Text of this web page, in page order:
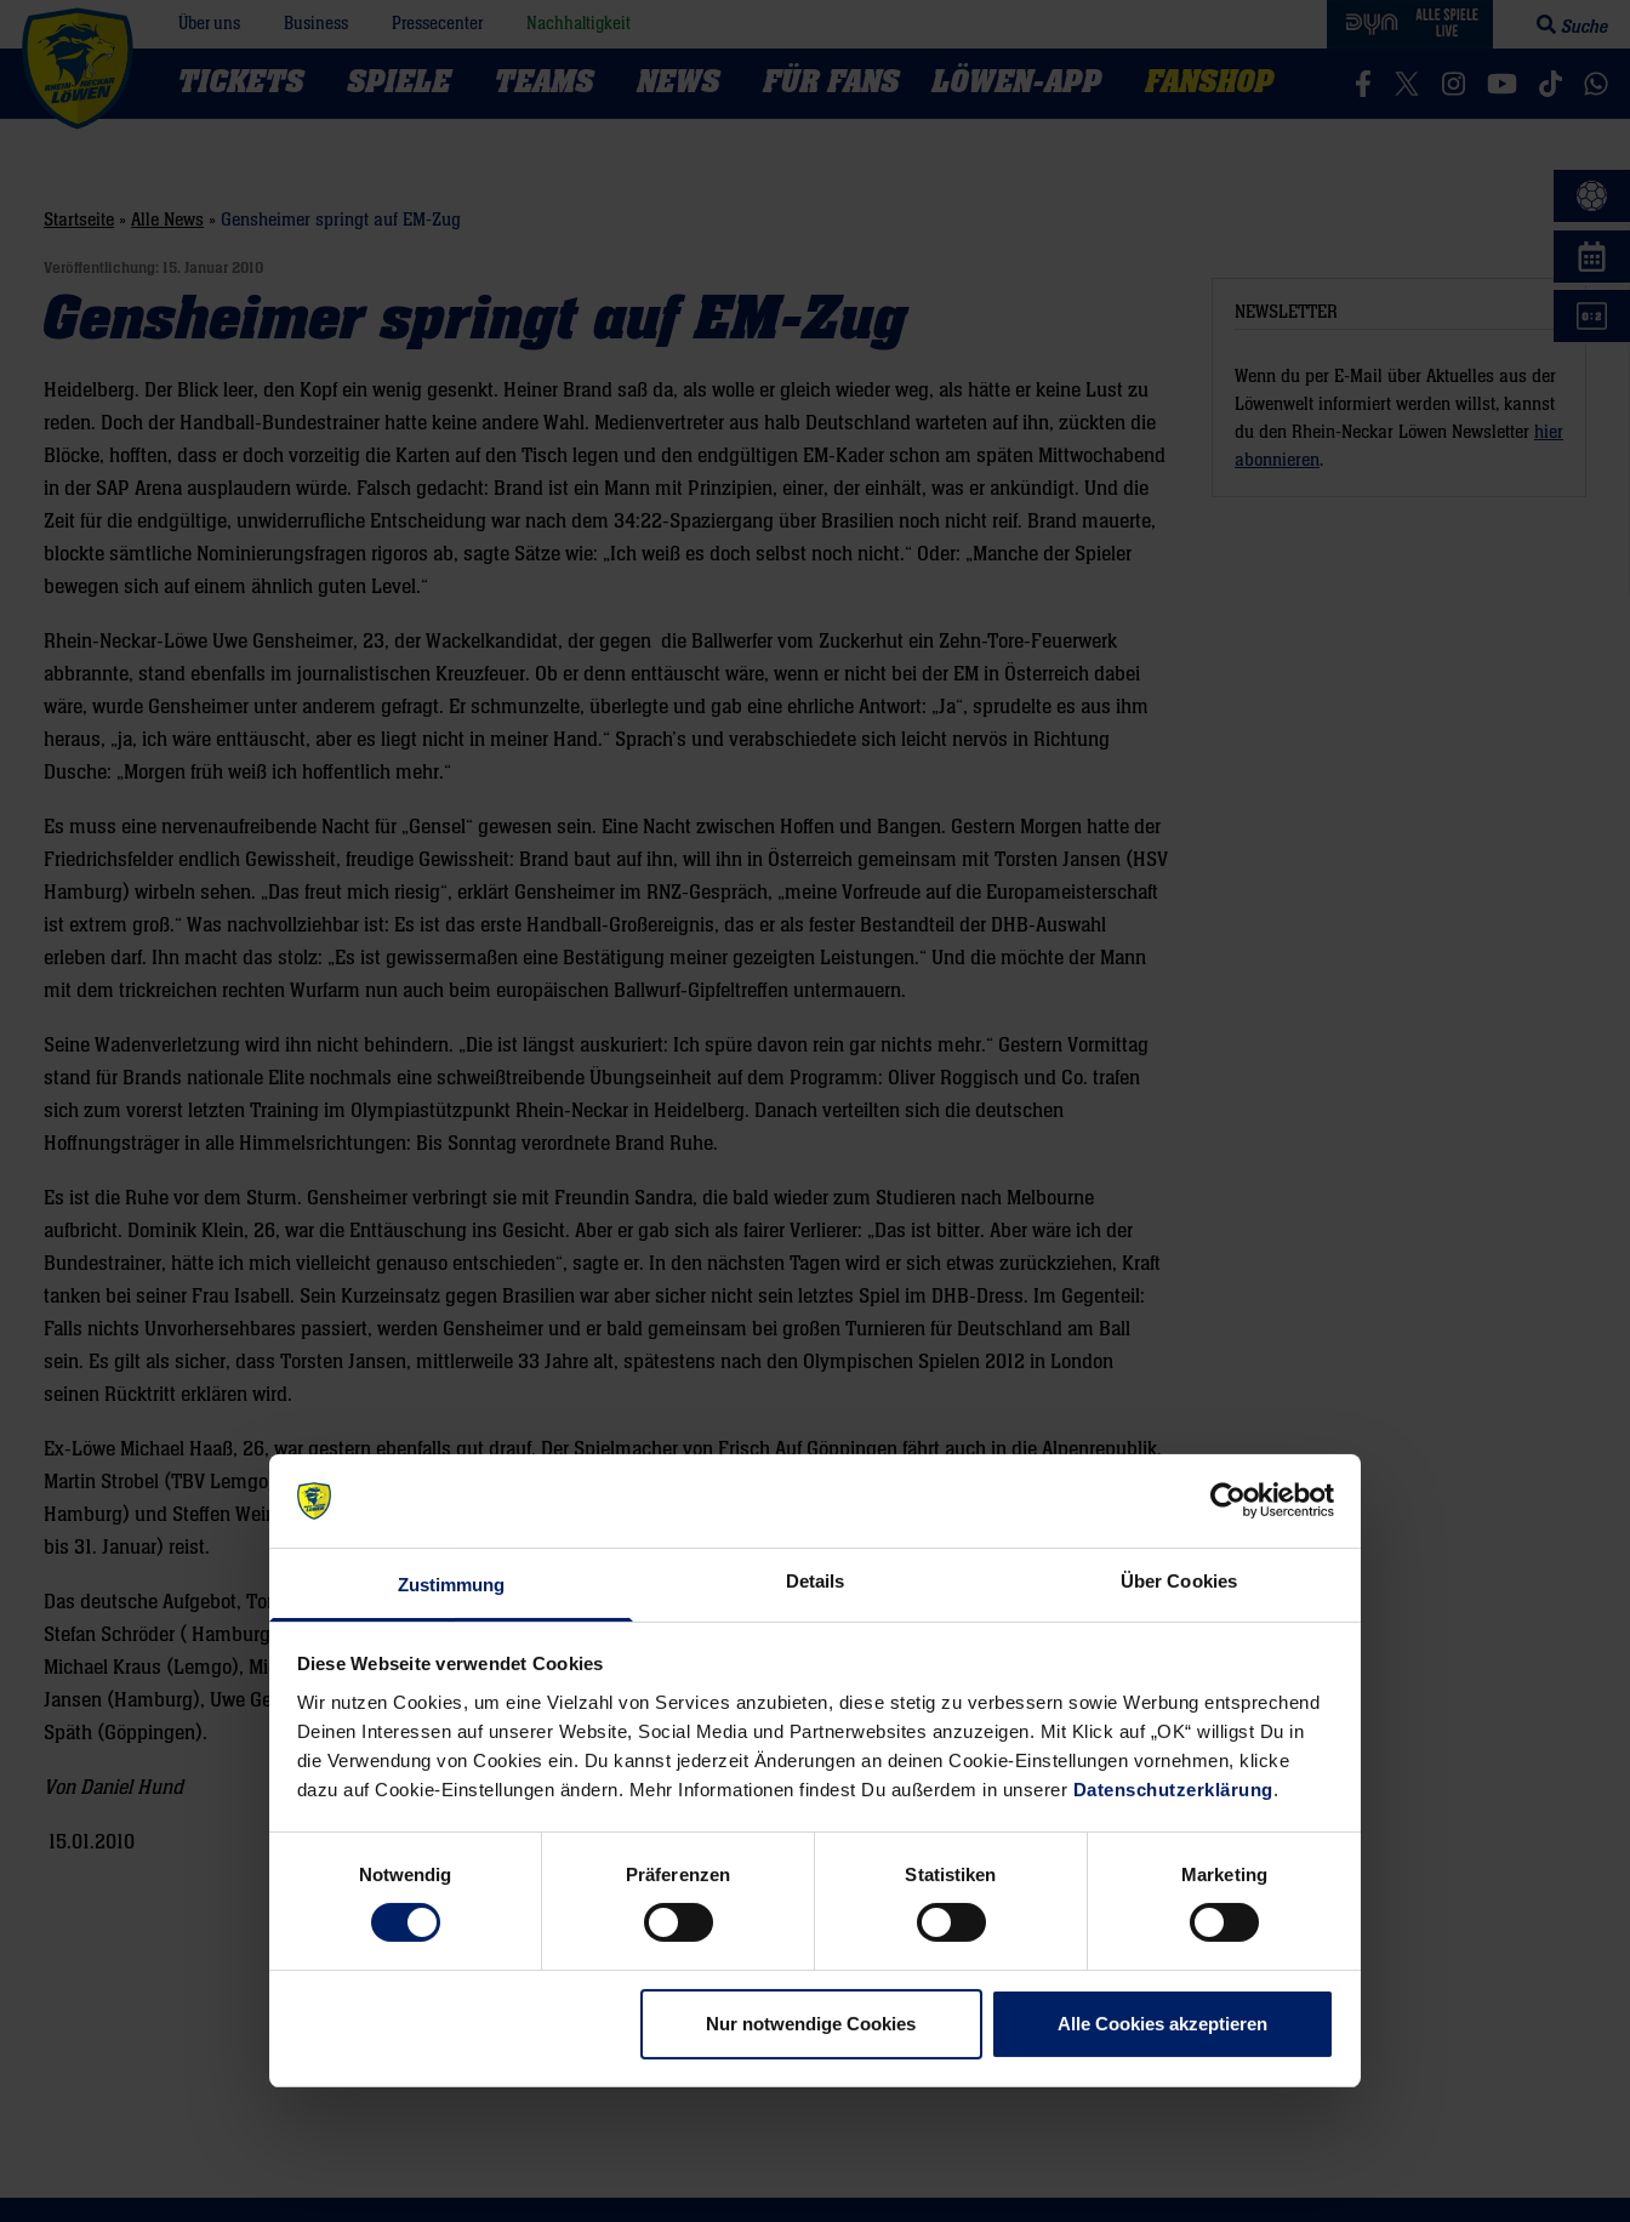
Zustimmung Details Über Cookies
Diese Webseite verwendet Cookies
Wir nutzen Cookies, um eine Vielzahl von Services anzubieten, diese stetig zu verbessern sowie Werbung entsprechend
Deinen Interessen auf unserer Website, Social Media und Partnerwebsites anzuzeigen. Mit Klick auf „OK“ willigst Du in
die Verwendung von Cookies ein. Du kannst jederzeit Änderungen an deinen Cookie-Einstellungen vornehmen, klicke
dazu auf Cookie-Einstellungen ändern. Mehr Informationen findest Du außerdem in unserer Datenschutzerklärung.
Notwendig
Präferenzen Statistiken Marketing
Nur notwendige Cookies Alle Cookies akzeptieren
Über uns Business Pressecenter Nachhaltigkeit
Suchfeld
Suche
TICKETS SPIELE TEAMS NEWS FÜR FANS LÖWEN-APP FANSHOP Besucht uns auf Facebook
Besucht uns auf Twitter
Besucht uns auf
Besucht uns
Besucht
Startseite » Alle News » Gensheimer springt auf EM-Zug
Veröffentlichung: 15. Januar 2010
Gensheimer springt auf EM-Zug
Heidelberg. Der Blick leer, den Kopf ein wenig gesenkt. Heiner Brand saß da, als wolle er gleich wieder weg, als hätte er keine Lust zu
reden. Doch der Handball-Bundestrainer hatte keine andere Wahl. Medienvertreter aus halb Deutschland warteten auf ihn, zückten die
Blöcke, hofften, dass er doch vorzeitig die Karten auf den Tisch legen und den endgültigen EM-Kader schon am späten Mittwochabend
in der SAP Arena ausplaudern würde. Falsch gedacht: Brand ist ein Mann mit Prinzipien, einer, der einhält, was er ankündigt. Und die
Zeit für die endgültige, unwiderrufliche Entscheidung war nach dem 34:22-Spaziergang über Brasilien noch nicht reif. Brand mauerte,
blockte sämtliche Nominierungsfragen rigoros ab, sagte Sätze wie: „Ich weiß es doch selbst noch nicht.“ Oder: „Manche der Spieler
bewegen sich auf einem ähnlich guten Level.“
Rhein-Neckar-Löwe Uwe Gensheimer, 23, der Wackelkandidat, der gegen die Ballwerfer vom Zuckerhut ein Zehn-Tore-Feuerwerk
abbrannte, stand ebenfalls im journalistischen Kreuzfeuer. Ob er denn enttäuscht wäre, wenn er nicht bei der EM in Österreich dabei
wäre, wurde Gensheimer unter anderem gefragt. Er schmunzelte, überlegte und gab eine ehrliche Antwort: „Ja“, sprudelte es aus ihm
heraus, „ja, ich wäre enttäuscht, aber es liegt nicht in meiner Hand.“ Sprach’s und verabschiedete sich leicht nervös in Richtung
Dusche: „Morgen früh weiß ich hoffentlich mehr.“
Es muss eine nervenaufreibende Nacht für „Gensel“ gewesen sein. Eine Nacht zwischen Hoffen und Bangen. Gestern Morgen hatte der
Friedrichsfelder endlich Gewissheit, freudige Gewissheit: Brand baut auf ihn, will ihn in Österreich gemeinsam mit Torsten Jansen (HSV
Hamburg) wirbeln sehen. „Das freut mich riesig“, erklärt Gensheimer im RNZ-Gespräch, „meine Vorfreude auf die Europameisterschaft
ist extrem groß.“ Was nachvollziehbar ist: Es ist das erste Handball-Großereignis, das er als fester Bestandteil der DHB-Auswahl
erleben darf. Ihn macht das stolz: „Es ist gewissermaßen eine Bestätigung meiner gezeigten Leistungen.“ Und die möchte der Mann
mit dem trickreichen rechten Wurfarm nun auch beim europäischen Ballwurf-Gipfeltreffen untermauern.
Seine Wadenverletzung wird ihn nicht behindern. „Die ist längst auskuriert: Ich spüre davon rein gar nichts mehr.“ Gestern Vormittag
stand für Brands nationale Elite nochmals eine schweißtreibende Übungseinheit auf dem Programm: Oliver Roggisch und Co. trafen
sich zum vorerst letzten Training im Olympiastützpunkt Rhein-Neckar in Heidelberg. Danach verteilten sich die deutschen
Hoffnungsträger in alle Himmelsrichtungen: Bis Sonntag verordnete Brand Ruhe.
Es ist die Ruhe vor dem Sturm. Gensheimer verbringt sie mit Freundin Sandra, die bald wieder zum Studieren nach Melbourne
aufbricht. Dominik Klein, 26, war die Enttäuschung ins Gesicht. Aber er gab sich als fairer Verlierer: „Das ist bitter. Aber wäre ich der
Bundestrainer, hätte ich mich vielleicht genauso entschieden“, sagte er. In den nächsten Tagen wird er sich etwas zurückziehen, Kraft
tanken bei seiner Frau Isabell. Sein Kurzeinsatz gegen Brasilien war aber sicher nicht sein letztes Spiel im DHB-Dress. Im Gegenteil:
Falls nichts Unvorhersehbares passiert, werden Gensheimer und er bald gemeinsam bei großen Turnieren für Deutschland am Ball
sein. Es gilt als sicher, dass Torsten Jansen, mittlerweile 33 Jahre alt, spätestens nach den Olympischen Spielen 2012 in London
seinen Rücktritt erklären wird.
Ex-Löwe Michael Haaß, 26, war gestern ebenfalls gut drauf. Der Spielmacher von Frisch Auf Göppingen fährt auch in die Alpenrepublik.
Martin Strobel (TBV Lemgo) hatte auf der Mitte das Nachsehen. Neben Klein und Strobel sortierte Brand auch Matthias Flohr (HSV
Hamburg) und Steffen Weinhold (TV Großwallstadt) aus. Übrig bleiben 16 Spieler, mit denen Deutschland zur EM nach Österreich (19.
bis 31. Januar) reist.
Das deutsche Aufgebot, Tor: Johannes Bitter (HSV Hamburg), Carsten Lichtlein (TBV Lemgo), Silvio Heinevetter (Füchse Berlin); Feld:
Stefan Schröder ( Hamburg), Christian Sprenger (THW Kiel), Holger Glandorf (TBV Lemgo),Michael Müller (Rhein-Neckar Löwen),
Michael Kraus (Lemgo), Michael Haaß, Lars Kaufmann (beide FA Göppingen), Sven-Sören Christophersen (HSG Wetzlar), Torsten
Jansen (Hamburg), Uwe Gensheimer, Oliver Roggisch (beide Rhein-Neckar Löwen), Christoph Theuerkauf (SC Magdeburg), Manuel
Späth (Göppingen).
Von Daniel Hund
15.01.2010
NEWSLETTER
Wenn du per E-Mail über Aktuelles aus der
Löwenwelt informiert werden willst, kannst
du den Rhein-Neckar Löwen Newsletter hier
abonnieren.
previous
Erst
Gala,
newst
beruft